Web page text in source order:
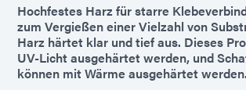
Hochfestes Harz für starre
zum Vergießen einer Vielzahl von
Harz härtet klar und tief aus. Dieses
UV-Licht ausgehärtet werden, und
können mit Wärme ausgehärtet werden.